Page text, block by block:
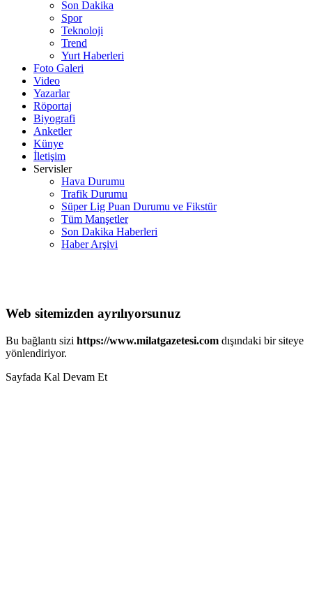
Son Dakika
Spor
Teknoloji
Trend
Yurt Haberleri
Foto Galeri
Video
Yazarlar
Röportaj
Biyografi
Anketler
Künye
İletişim
Servisler
Hava Durumu
Trafik Durumu
Süper Lig Puan Durumu ve Fikstür
Tüm Manşetler
Son Dakika Haberleri
Haber Arşivi
Web sitemizden ayrılıyorsunuz
Bu bağlantı sizi https://www.milatgazetesi.com dışındaki bir siteye
yönlendiriyor.
Sayfada Kal Devam Et